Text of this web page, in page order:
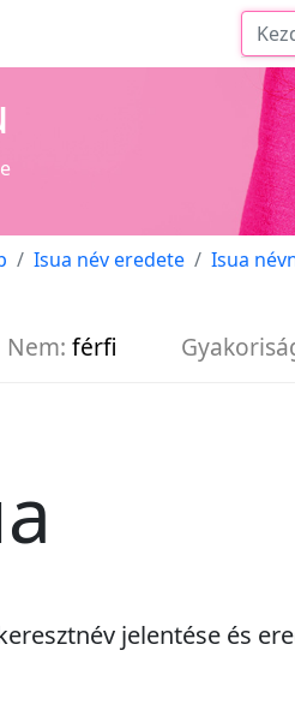
Isua név eredete Isua
Nem: férfi
jelentése és